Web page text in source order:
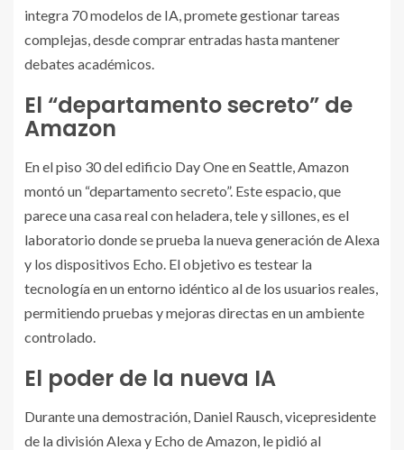
integra 70 modelos de IA, promete gestionar tareas
complejas, desde comprar entradas hasta mantener
debates académicos.
El “departamento secreto” de
Amazon
En el piso 30 del edificio Day One en Seattle, Amazon
montó un “departamento secreto”. Este espacio, que
parece una casa real con heladera, tele y sillones, es el
laboratorio donde se prueba la nueva generación de Alexa
y los dispositivos Echo. El objetivo es testear la
tecnología en un entorno idéntico al de los usuarios reales,
permitiendo pruebas y mejoras directas en un ambiente
controlado.
El poder de la nueva IA
Durante una demostración, Daniel Rausch, vicepresidente
de la división Alexa y Echo de Amazon, le pidió al